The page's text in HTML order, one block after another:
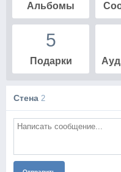
Альбомы
5
Подарки
Стена 2